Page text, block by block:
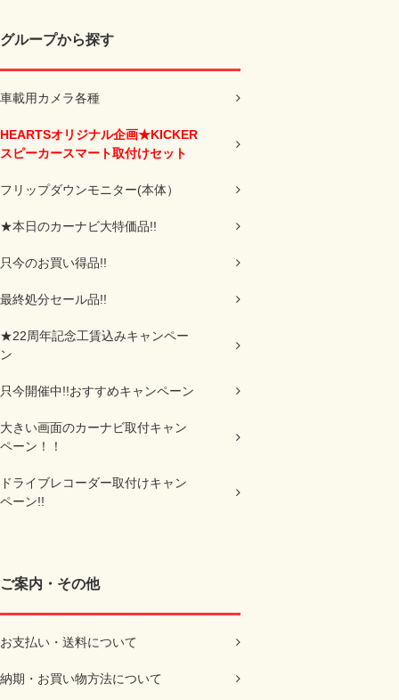
グループから探す
車載用カメラ各種
HEARTSオリジナル企画★KICKER
スピーカースマート取付けセット
フリップダウンモニター(本体）
★本日のカーナビ大特価品!!
只今のお買い得品!!
最終処分セール品!!
★22周年記念工賃込みキャンペー
ン
只今開催中!!おすすめキャンペーン
大きい画面のカーナビ取付キャン
ペーン！！
ドライブレコーダー取付けキャン
ペーン!!
ご案内・その他
お支払い・送料について
納期・お買い物方法について